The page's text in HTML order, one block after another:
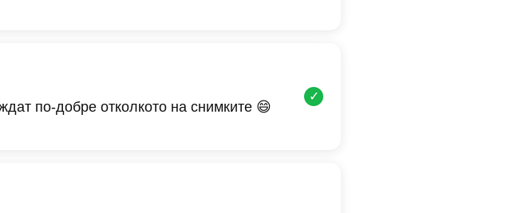
по-добре отколкото на снимките 😄
✓